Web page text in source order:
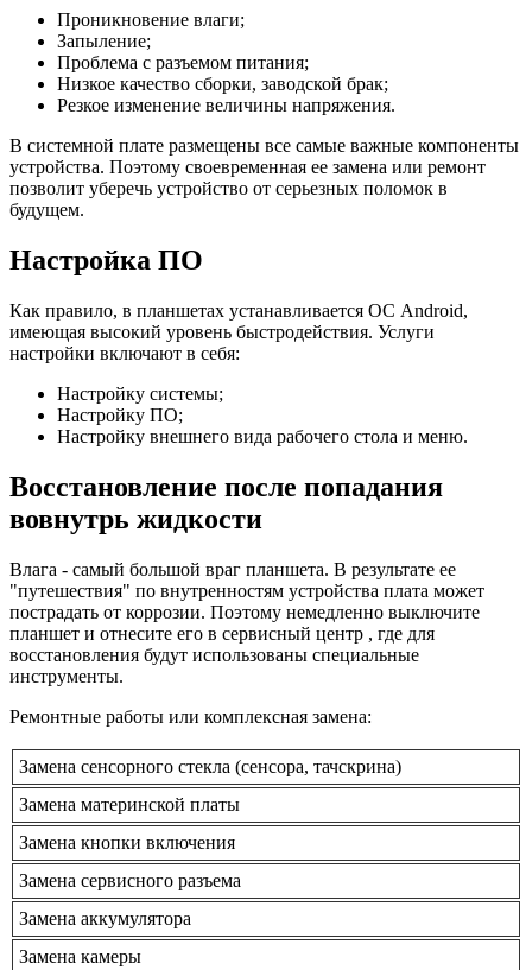
Проникновение влаги;
Запыление;
Проблема с разъемом питания;
Низкое качество сборки, заводской брак;
Резкое изменение величины напряжения.
В системной плате размещены все самые важные компоненты
устройства. Поэтому своевременная ее замена или ремонт
позволит уберечь устройство от серьезных поломок в
будущем.
Настройка ПО
Как правило, в планшетах устанавливается ОС Android,
имеющая высокий уровень быстродействия. Услуги
настройки включают в себя:
Настройку системы;
Настройку ПО;
Настройку внешнего вида рабочего стола и меню.
Восстановление после попадания
вовнутрь жидкости
Влага - самый большой враг планшета. В результате ее
"путешествия" по внутренностям устройства плата может
пострадать от коррозии. Поэтому немедленно выключите
планшет и отнесите его в сервисный центр , где для
восстановления будут использованы специальные
инструменты.
Ремонтные работы или комплексная замена:
Замена сенсорного стекла (сенсора, тачскрина)
Замена материнской платы
Замена кнопки включения
Замена сервисного разъема
Замена аккумулятора
Замена камеры